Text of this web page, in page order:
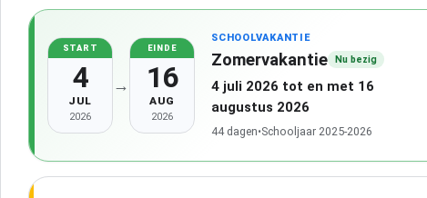
START
4
JUL
2026
→
EINDE
16
AUG
2026
SCHOOLVAKANTIE
Zomervakantie Nu bezig
4 juli 2026 tot en met 16
augustus 2026
44 dagen•Schooljaar 2025-2026